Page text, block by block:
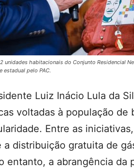
unidades habitacionais do Conjunto Residencial
estadual pelo PAC.
Luiz Inácio Lula da
voltadas à população de
Entre as
a distribuição gratuita de
entanto, a abrangência da